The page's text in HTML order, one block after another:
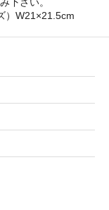
）W21×21.5cm